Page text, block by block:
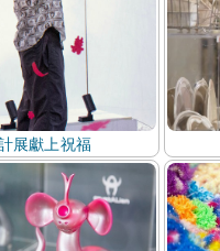
展獻上祝福